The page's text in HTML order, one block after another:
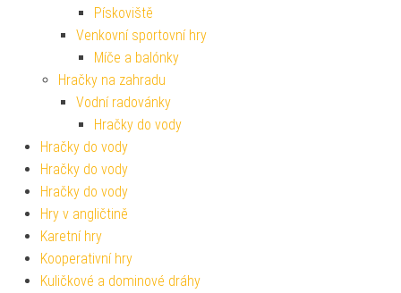
Pískoviště
Venkovní sportovní hry
Míče a balónky
Hračky na zahradu
Vodní radovánky
Hračky do vody
Hračky do vody
Hračky do vody
Hračky do vody
Hry v angličtině
Karetní hry
Kooperativní hry
Kuličkové a dominové dráhy